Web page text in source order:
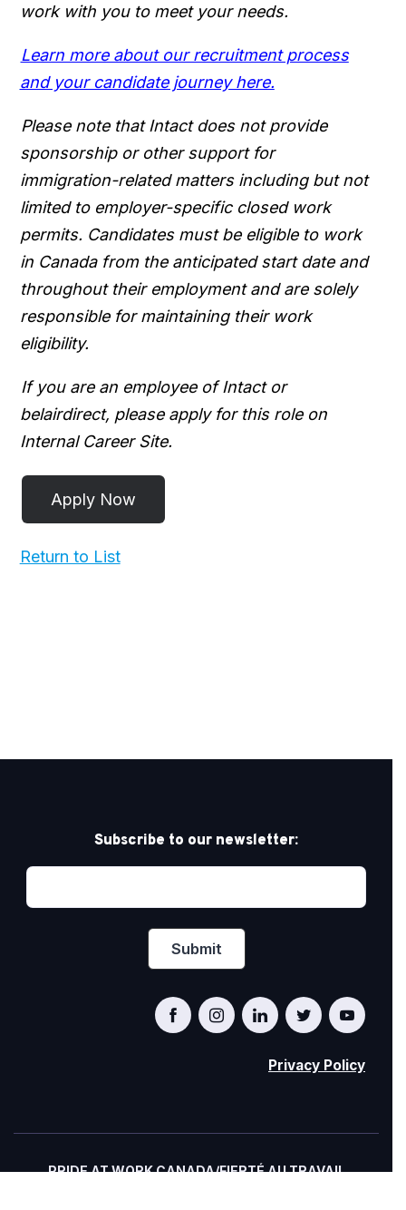
work with you to meet your needs.
Learn more about our recruitment process
and your candidate journey here.
Please note that Intact does not provide
sponsorship or other support for
immigration-related matters including but not
limited to employer-specific closed work
permits. Candidates must be eligible to work
in Canada from the anticipated start date and
throughout their employment and are solely
responsible for maintaining their work
eligibility.
If you are an employee of Intact or
belairdirect, please apply for this role on
Internal Career Site.
Return to List
Subscribe to our newsletter:
Privacy Policy
PRIDE AT WORK CANADA/FIERTÉ AU TRAVAIL